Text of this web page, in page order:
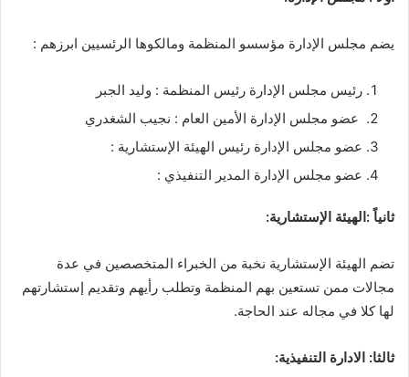
يضم مجلس الإدارة مؤسسو المنظمة ومالكوها الرئسيين ابرزهم :
رئيس مجلس الإدارة رئيس المنظمة : وليد الجبر
عضو مجلس الإدارة الأمين العام : نجيب الشغدري
عضو مجلس الإدارة رئيس الهيئة الإستشارية :
عضو مجلس الإدارة المدير التنفيذي :
ثانياً :الهيئة الإستشارية:
تضم الهيئة الإستشارية نخبة من الخبراء المتخصصين في عدة
مجالات ممن تستعين بهم المنظمة وتطلب رأيهم وتقديم إستشارتهم
لها كلا في مجاله عند الحاجة.
ثالثا: الادارة التنفيذية: